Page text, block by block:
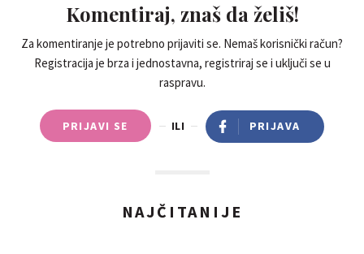
Komentiraj, znaš da želiš!
Za komentiranje je potrebno prijaviti se. Nemaš korisnički račun?
Registracija je brza i jednostavna, registriraj se i uključi se u
raspravu.
PRIJAVI SE ILI PRIJAVA
NAJČITANIJE